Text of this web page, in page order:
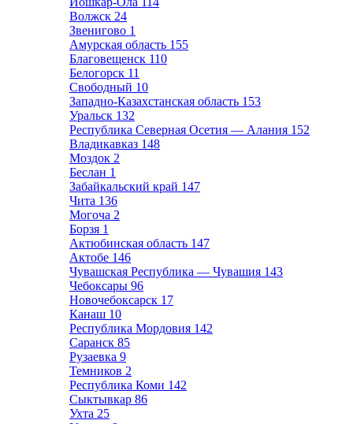
Волжск 24
Звенигово 1
Амурская область 155
Благовещенск 110
Белогорск 11
Свободный 10
Западно-Казахстанская область 153
Уральск 132
Республика Северная Осетия — Алания 152
Владикавказ 148
Моздок 2
Беслан 1
Забайкальский край 147
Чита 136
Могоча 2
Борзя 1
Актюбинская область 147
Актобе 146
Чувашская Республика — Чувашия 143
Чебоксары 96
Новочебоксарск 17
Канаш 10
Республика Мордовия 142
Саранск 85
Рузаевка 9
Темников 2
Республика Коми 142
Сыктывкар 86
Ухта 25